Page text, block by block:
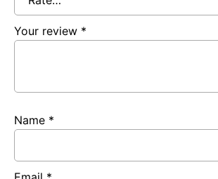
Your review *
Name *